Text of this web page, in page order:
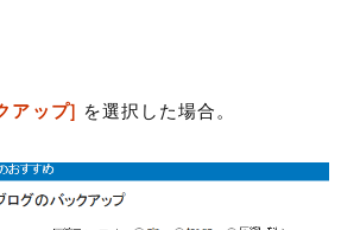
アップ] を選択した場合。